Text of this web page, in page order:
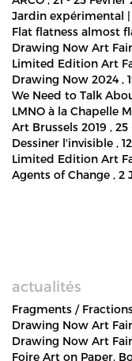
Jardin expérimental |
Flat flatness almost
Drawing Now Art Fair
Limited Edition Art
Drawing Now 2024 ,
We Need to Talk
LMNO à la Chapelle
Art Brussels 2019 , 25
Dessiner l'invisible ,
Limited Edition Art
Agents of Change , 2
actualités
Fragments /
Drawing Now Art Fair
Drawing Now Art Fair
Foire Art on Paper,